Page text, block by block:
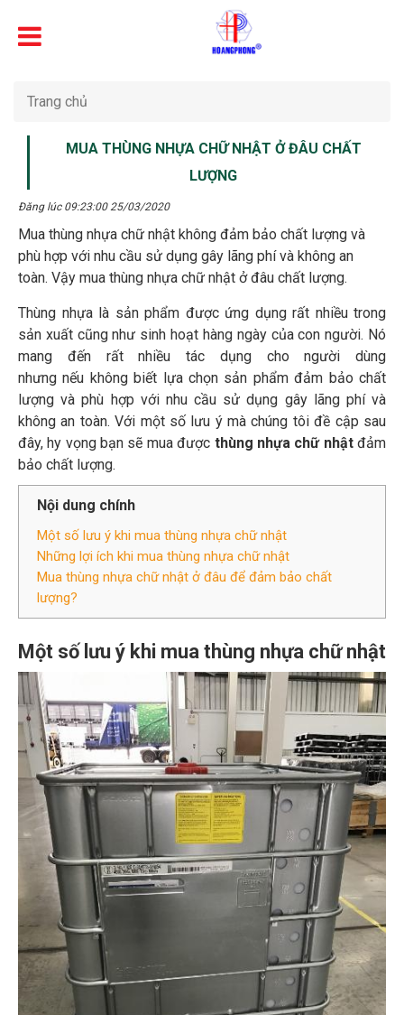
Trang chủ
MUA THÙNG NHỰA CHỮ NHẬT Ở ĐÂU CHẤT
LƯỢNG
Đăng lúc 09:23:00 25/03/2020
Mua thùng nhựa chữ nhật không đảm bảo chất lượng và
phù hợp với nhu cầu sử dụng gây lãng phí và không an
toàn. Vậy mua thùng nhựa chữ nhật ở đâu chất lượng.
Thùng nhựa là sản phẩm được ứng dụng rất nhiều trong
sản xuất cũng như sinh hoạt hàng ngày của con người. Nó
mang đến rất nhiều tác dụng cho người dùng
nhưng nếu không biết lựa chọn sản phẩm đảm bảo chất
lượng và phù hợp với nhu cầu sử dụng gây lãng phí và
không an toàn. Với một số lưu ý mà chúng tôi đề cập sau
đây, hy vọng bạn sẽ mua được thùng nhựa chữ nhậtđảm
bảo chất lượng.
Nội dung chính
Một số lưu ý khi mua thùng nhựa chữ nhật
Những lợi ích khi mua thùng nhựa chữ nhật
Mua thùng nhựa chữ nhật ở đâu để đảm bảo chất
lượng?
Một số lưu ý khi mua thùng nhựa chữ nhật